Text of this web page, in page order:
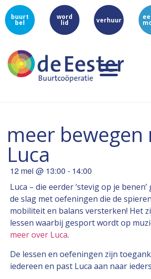
buurt
bel
word
lid verhuur
meer bewegen
Luca
12 mei @ 13:00 - 14:00
Luca – die eerder ‘stevig op je
de slag met oefeningen die de
mobiliteit en balans versterken! Het
lessen waarbij gesport wordt op
meer over Luca.
De lessen en oefeningen zijn
iedereen en past Luca aan naar